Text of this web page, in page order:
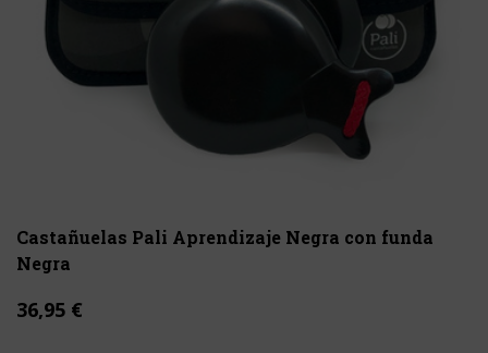
Castañuelas Pali Aprendizaje Negra con funda
Negra
36,95 €